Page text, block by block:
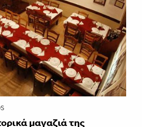
μαγαζιά της